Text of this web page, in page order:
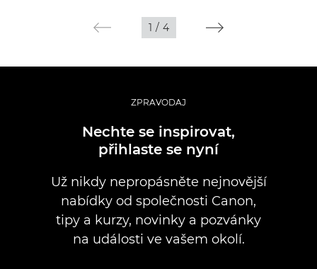
1 / 4
ZPRAVODAJ
Nechte se inspirovat,
přihlaste se nyní
Už nikdy nepropásněte nejnovější
nabídky od společnosti Canon,
tipy a kurzy, novinky a pozvánky
na události ve vašem okolí.